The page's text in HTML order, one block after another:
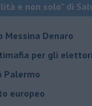
e non solo” di
Messina Denaro
per gli elettori
Palermo
europeo